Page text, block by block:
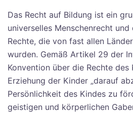
Das Recht auf Bildung ist ein
universelles Menschenrecht und
Rechte, die von fast allen
wurden. Gemäß Artikel 29 der
Konvention über die Rechte des
Erziehung der Kinder „darauf
Persönlichkeit des Kindes zu
geistigen und körperlichen